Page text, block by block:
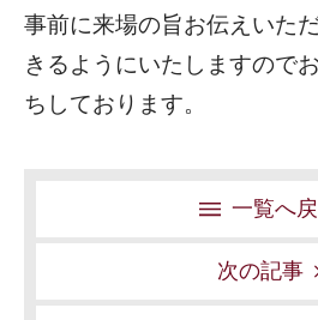
事前に来場の旨お伝えいた
きるようにいたしますので
ちしております。
一覧へ
次の記事